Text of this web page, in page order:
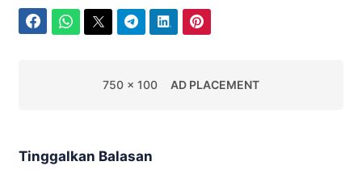
750 x 100 AD PLACEMENT
Tinggalkan Balasan